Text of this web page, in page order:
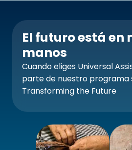
El futuro está en
manos
Cuando eliges Universal
parte de nuestro programa
Transforming the Future